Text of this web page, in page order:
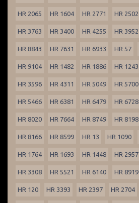
HR 2065 HR 1604 HR 2771 HR 2502
HR 3763 HR 3400 HR 4255 HR 3952
HR 8843 HR 7631 HR 6933 HR 57
HR 9104 HR 1482 HR 1886 HR 1243
HR 3596 HR 4311 HR 5049 HR 5700
HR 5466 HR 6381 HR 6479 HR 6728
HR 8020 HR 7664 HR 8749 HR 8198
HR 8166 HR 8599 HR 13 HR 1090
HR 1764 HR 1693 HR 1448 HR 2957
HR 3308 HR 5521 HR 6140 HR 8919
HR 120 HR 3393 HR 2397 HR 2704